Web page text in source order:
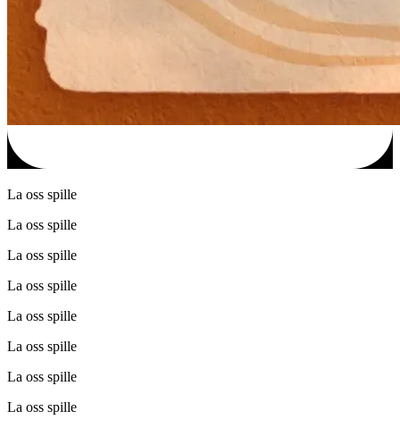
La oss spille
La oss spille
La oss spille
La oss spille
La oss spille
La oss spille
La oss spille
La oss spille